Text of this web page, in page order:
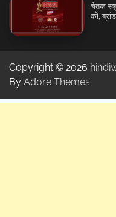
चेतक
को,
Copyright © 2026
By Adore Themes.